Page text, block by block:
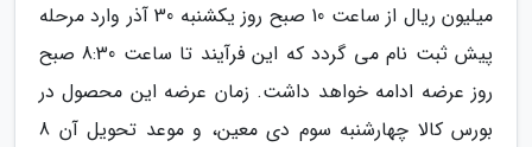
میلیون ریال از ساعت 10 صبح روز یکشنبه 30 آذر وارد مرحله
پیش ثبت نام می گردد که این فرآیند تا ساعت 8:30 صبح
روز عرضه ادامه خواهد داشت. زمان عرضه این محصول در
بورس کالا چهارشنبه سوم دی معین، و موعد تحویل آن 8